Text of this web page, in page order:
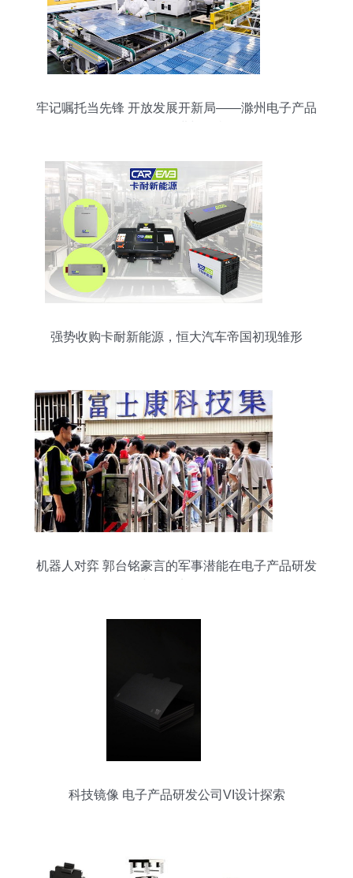
牢记嘱托当先锋 开放发展开新局——滁州电子产品
强势收购卡耐新能源，恒大汽车帝国初现雏形
机器人对弈 郭台铭豪言的军事潜能在电子产品研发
科技镜像 电子产品研发公司VI设计探索